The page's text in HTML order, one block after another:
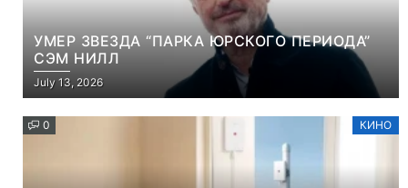
УМЕР ЗВЕЗДА “ПАРКА ЮРСКОГО ПЕРИОДА”
СЭМ НИЛЛ
July 13, 2026
0 КИНО